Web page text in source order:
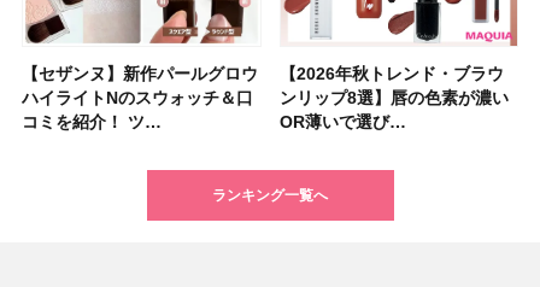
【セザンヌ】新作パールグロウ
ハイライトNのスウォッチ＆口
コミを紹介！ ツ…
【2026年秋トレンド・ブラウ
ンリップ8選】唇の色素が濃い
OR薄いで選び…
【クリスマスコフレ2026】ク
リニークのホリデーコフレを一
挙紹介！ 人気…
【クリスマスコフレ2026】ポ
ーラ「B.A」から、冬の特別コ
フレ2種が登…
【2026年秋トレンド・ブラウ
ンリップ8選】唇の色素が濃い
OR薄いで選び…
【2026年最新】落ちないアイ
ブロウおすすめ18選！ 汗に強
い眉ペンシル…
【クリスマスコフレ2026】ハ
ウス オブ ローゼは今年もムー
ミンとの限定…
【ニベア】美容液リップクリー
ム＆ボディスクラブが新登場！
大人気の色付き…
【石井美保さんのおすすめお菓
子＆お茶10選】手土産にもぴっ
たり
【美容系・伊能忠敬界隈】上西
星来さんは5年間1日1万歩を継
続！ 歩くとき…
【最新】髪のうねり・広がり・
くせ毛におすすめのシャンプー
17選
【2026年夏】小顔に見えるボ
ブの髪型37選！ レイヤー・切
りっぱなしな…
【読者プレゼント】羽の見えな
いハンディファン
「baramood」を3名様…
【2026年8月の一粒万倍日】お
すすめの開運コスメ＆美容アイ
テム10選！
【セザンヌ】「ブライトカラー
シーラー」新色グリーンが8/7
に発売｜既存色…
【ルナソルアイシャドウ】アイ
カラーレーションN新色・限定
色をイエベ・ブ…
ランキング一覧へ